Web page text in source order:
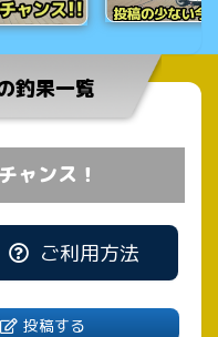
釣果一覧
チャンス！
ご利用方法
投稿する